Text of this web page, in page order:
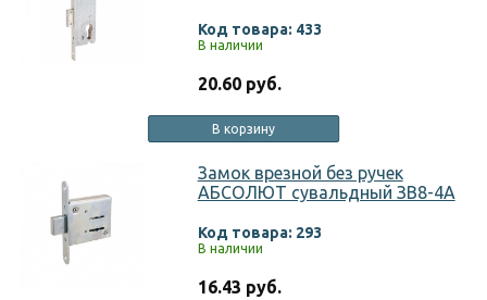
Код товара: 433
В наличии
20.60 руб.
В корзину
Замок врезной без ручек
АБСОЛЮТ сувальдный ЗВ8-4А
Код товара: 293
В наличии
16.43 руб.